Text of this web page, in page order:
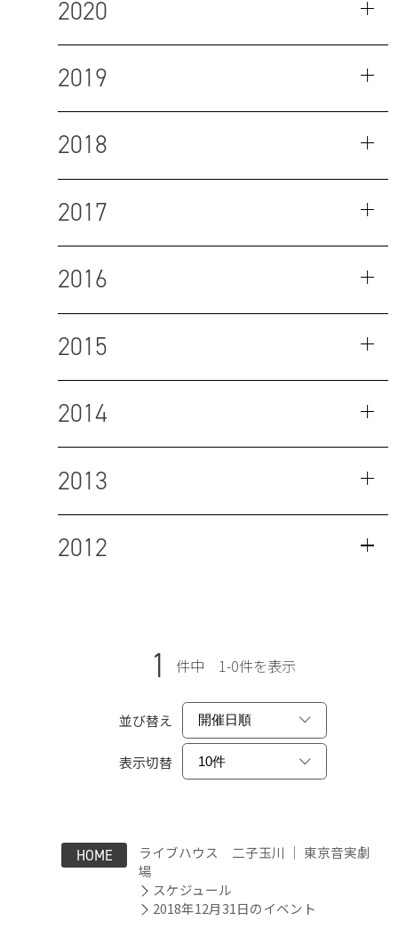
2020
2019
2018
2017
2016
2015
2014
2013
2012
1 件中 1-0件を表示
並び替え
表示切替
HOME
ライブハウス 二子玉川 ｜ 東京音実劇
場
スケジュール
2018年12月31日のイベント